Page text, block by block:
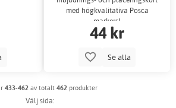
med högkvalitativa Posca
markers!
44 kr
Se alla
433-462 av totalt 462 produkter
Välj sida: